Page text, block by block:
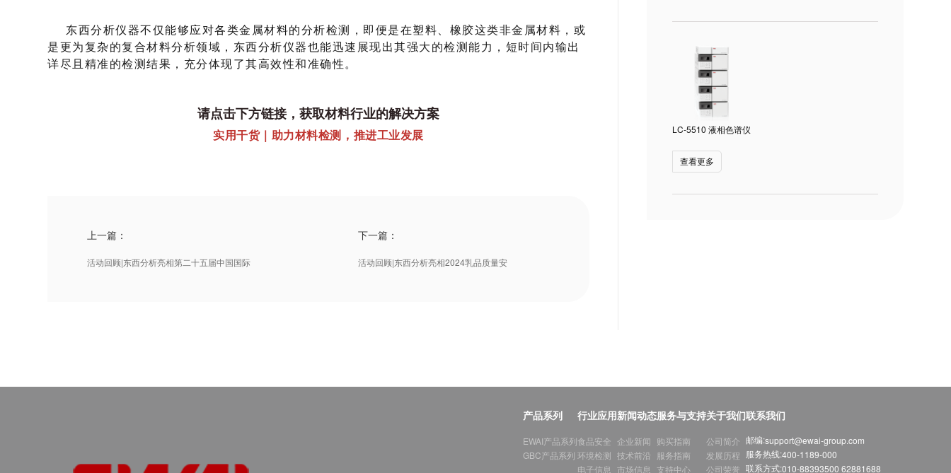
东西分析仪器不仅能够应对各类金属材料的分析检测，即便是在塑料、橡胶这类非金属材料，或
是更为复杂的复合材料分析领域，东西分析仪器也能迅速展现出其强大的检测能力，短时间内输出
详尽且精准的检测结果，充分体现了其高效性和准确性。
请点击下方链接，获取材料行业的解决方案
实用干货｜助力材料检测，推进工业发展
上一篇：
活动回顾|东西分析亮相第二十五届中国国际
下一篇：
活动回顾|东西分析亮相2024乳品质量安
LC-5510 液相色谱仪
查看更多
产品系列
EWAI产品系列
GBC产品系列
行业应用
食品安全
环境检测
电子信息
新闻动态
企业新闻
技术前沿
市场信息
服务与支持
购买指南
服务指南
支持中心
关于我们
公司简介
发展历程
公司荣誉
联系我们
邮编:support@ewai-group.com
服务热线:400-1189-000
联系方式:010-88393500 62881688